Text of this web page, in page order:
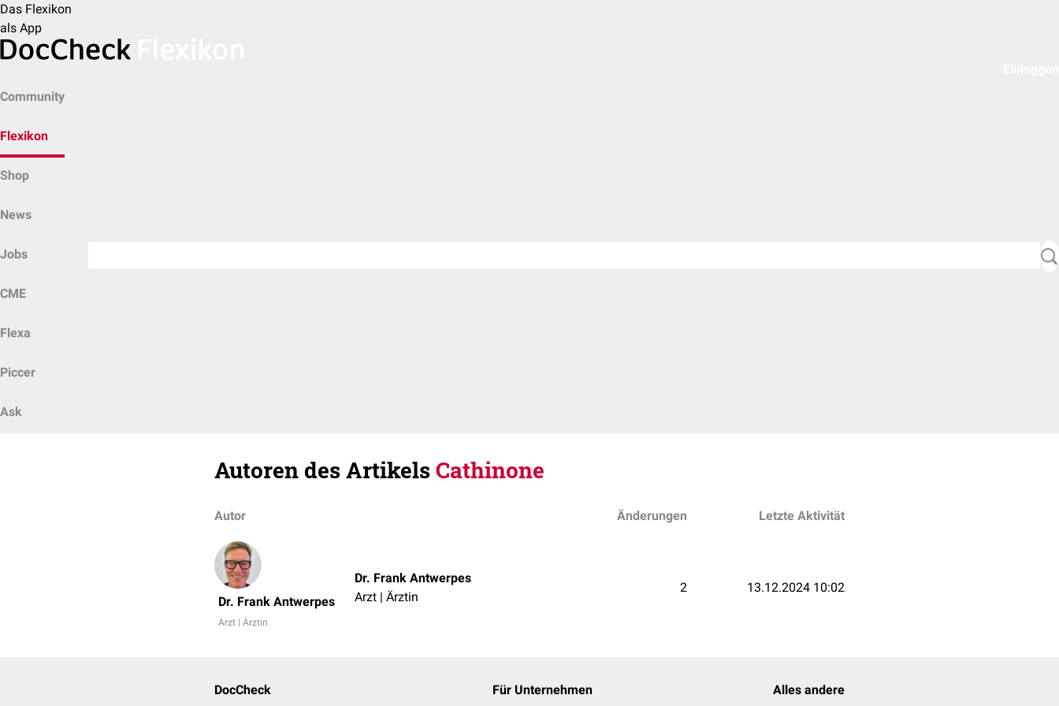
Das Flexikon
als App
Community
Flexikon
Shop
News
Jobs
CME
Flexa
Piccer
Ask
Autoren des ArtikelsCathinone
Autor Änderungen Letzte Aktivität
Dr. Frank Antwerpes
Arzt | Ärztin
Dr. Frank Antwerpes
Arzt | Ärztin
2 13.12.2024 10:02
DocCheck Für Unternehmen Alles andere